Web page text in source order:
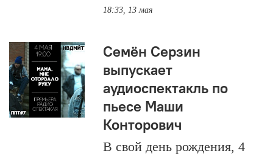
18:33, 13 мая
Семён Серзин
выпускает
аудиоспектакль по
пьесе Маши
Конторович
В свой день рождения, 4